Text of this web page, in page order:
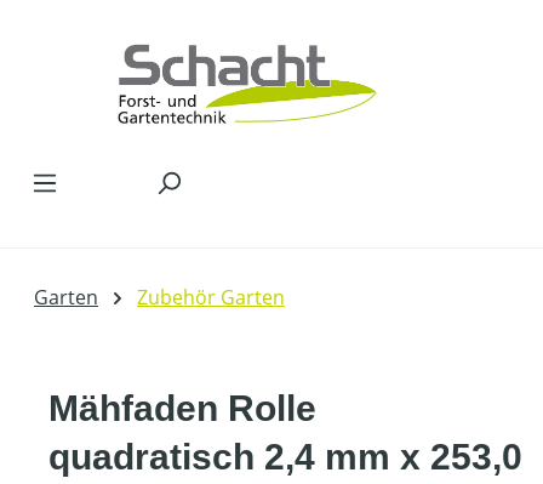
Garten Zubehör Garten
Mähfaden Rolle
quadratisch 2,4 mm x 253,0